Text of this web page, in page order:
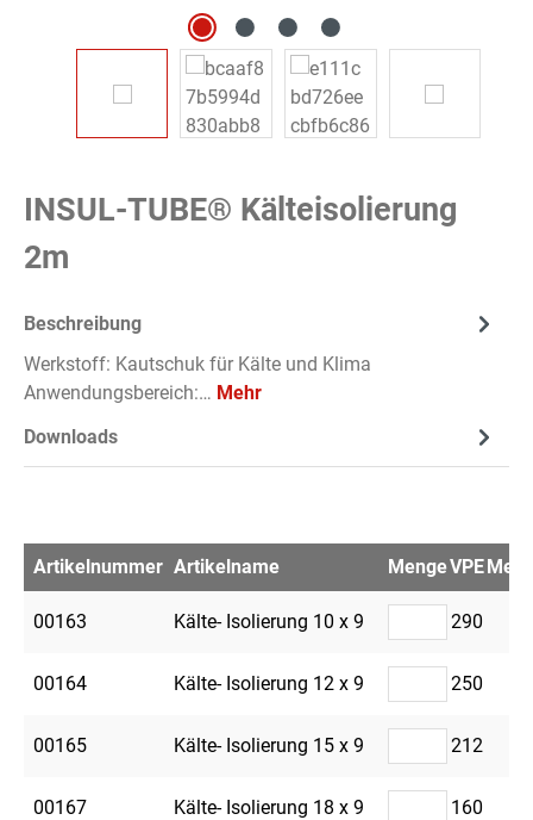
INSUL-TUBE® Kälteisolierung
2m
Beschreibung
Werkstoff: Kautschuk für Kälte und Klima
Anwendungsbereich:… Mehr
Downloads
Artikelnummer Artikelname MengeVPE
00163 Kälte- Isolierung 10 x 9 290
00164 Kälte- Isolierung 12 x 9 250
00165 Kälte- Isolierung 15 x 9 212
00167 Kälte- Isolierung 18 x 9 160